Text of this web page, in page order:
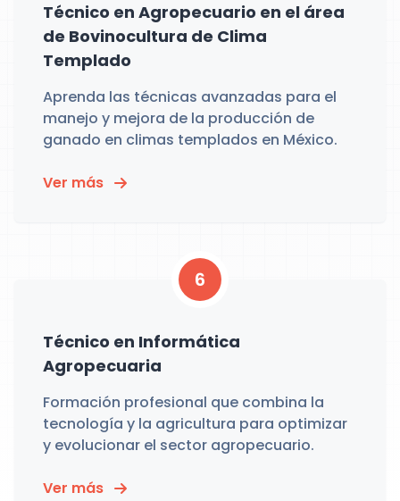
Técnico en Agropecuario en el área
de Bovinocultura de Clima
Templado
Aprenda las técnicas avanzadas para el
manejo y mejora de la producción de
ganado en climas templados en México.
Ver más
6
Técnico en Informática
Agropecuaria
Formación profesional que combina la
tecnología y la agricultura para optimizar
y evolucionar el sector agropecuario.
Ver más